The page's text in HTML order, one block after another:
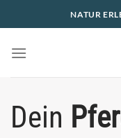
Inhalt
NATUR
Dein